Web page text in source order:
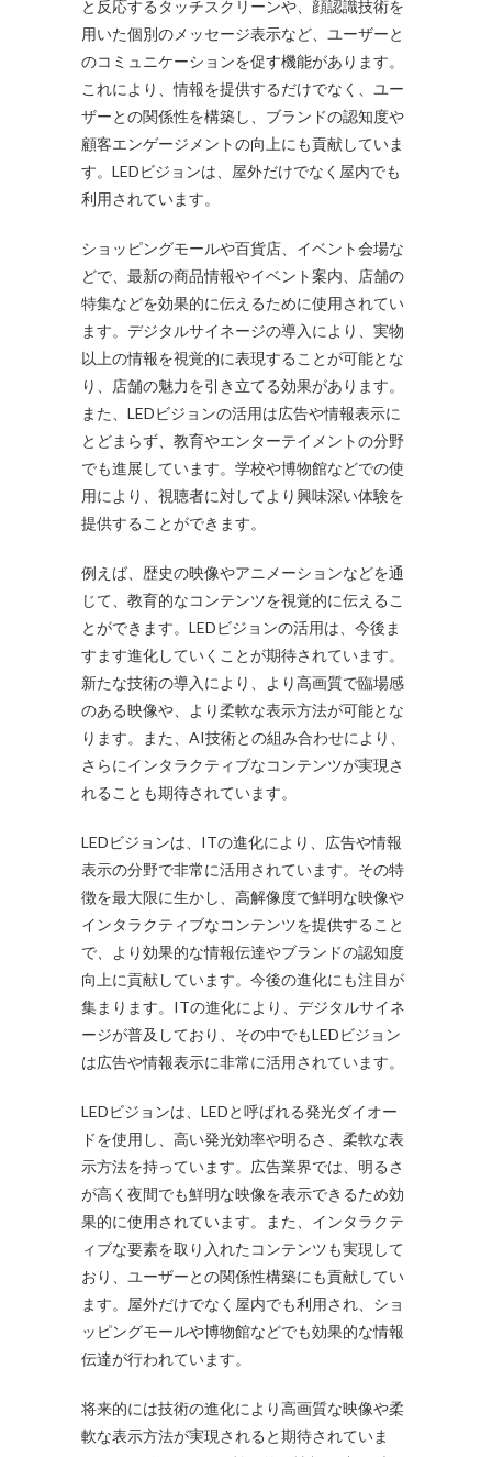
と反応するタッチスクリーンや、顔認識技術を
用いた個別のメッセージ表示など、ユーザーと
のコミュニケーションを促す機能があります。
これにより、情報を提供するだけでなく、ユー
ザーとの関係性を構築し、ブランドの認知度や
顧客エンゲージメントの向上にも貢献していま
す。LEDビジョンは、屋外だけでなく屋内でも
利用されています。
ショッピングモールや百貨店、イベント会場な
どで、最新の商品情報やイベント案内、店舗の
特集などを効果的に伝えるために使用されてい
ます。デジタルサイネージの導入により、実物
以上の情報を視覚的に表現することが可能とな
り、店舗の魅力を引き立てる効果があります。
また、LEDビジョンの活用は広告や情報表示に
とどまらず、教育やエンターテイメントの分野
でも進展しています。学校や博物館などでの使
用により、視聴者に対してより興味深い体験を
提供することができます。
例えば、歴史の映像やアニメーションなどを通
じて、教育的なコンテンツを視覚的に伝えるこ
とができます。LEDビジョンの活用は、今後ま
すます進化していくことが期待されています。
新たな技術の導入により、より高画質で臨場感
のある映像や、より柔軟な表示方法が可能とな
ります。また、AI技術との組み合わせにより、
さらにインタラクティブなコンテンツが実現さ
れることも期待されています。
LEDビジョンは、ITの進化により、広告や情報
表示の分野で非常に活用されています。その特
徴を最大限に生かし、高解像度で鮮明な映像や
インタラクティブなコンテンツを提供すること
で、より効果的な情報伝達やブランドの認知度
向上に貢献しています。今後の進化にも注目が
集まります。ITの進化により、デジタルサイネ
ージが普及しており、その中でもLEDビジョン
は広告や情報表示に非常に活用されています。
LEDビジョンは、LEDと呼ばれる発光ダイオー
ドを使用し、高い発光効率や明るさ、柔軟な表
示方法を持っています。広告業界では、明るさ
が高く夜間でも鮮明な映像を表示できるため効
果的に使用されています。また、インタラクテ
ィブな要素を取り入れたコンテンツも実現して
おり、ユーザーとの関係性構築にも貢献してい
ます。屋外だけでなく屋内でも利用され、ショ
ッピングモールや博物館などでも効果的な情報
伝達が行われています。
将来的には技術の進化により高画質な映像や柔
軟な表示方法が実現されると期待されていま